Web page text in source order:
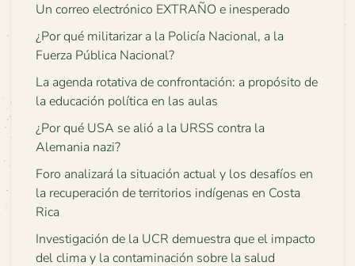
Un correo electrónico EXTRAÑO e inesperado
¿Por qué militarizar a la Policía Nacional, a la
Fuerza Pública Nacional?
La agenda rotativa de confrontación: a propósito de
la educación política en las aulas
¿Por qué USA se alió a la URSS contra la
Alemania nazi?
Foro analizará la situación actual y los desafíos en
la recuperación de territorios indígenas en Costa
Rica
Investigación de la UCR demuestra que el impacto
del clima y la contaminación sobre la salud